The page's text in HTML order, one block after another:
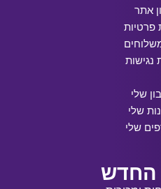
אתר
פרטיות
נגישות
שלי
שלי
שלי
החדש